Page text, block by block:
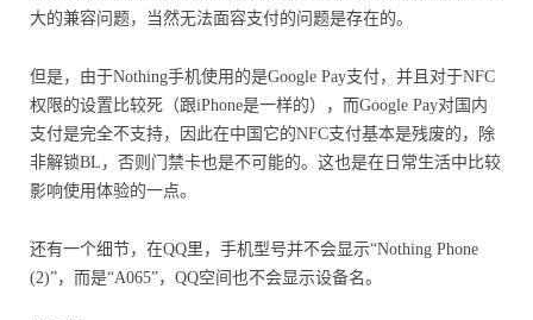
大的兼容问题，当然无法面容支付的问题是存在的。
但是，由于Nothing手机使用的是Google Pay支付，并且对于NFC
权限的设置比较死（跟iPhone是一样的），而Google Pay对国内
支付是完全不支持，因此在中国它的NFC支付基本是残废的，除
非解锁BL，否则门禁卡也是不可能的。这也是在日常生活中比较
影响使用体验的一点。
还有一个细节，在QQ里，手机型号并不会显示“Nothing Phone
(2)”，而是“A065”，QQ空间也不会显示设备名。